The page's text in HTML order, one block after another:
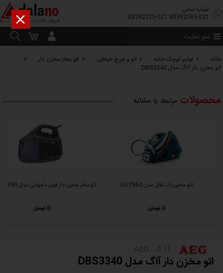
شماره تماس
88392265-021
88392275-021
منو سایت
خانه لوازم کوچک خانه اتو و چرخ خیاطی
اتو بخار مخزن دار
اتو مخزن دار آاگ مدل DBS3340
محصولات مرتبط یا مشابه
اتو مخزن دار تفال مدل GV7860
0 تومان
اتو بخار مخزن دار قوی دلمونتی مدل DL990 جدید
0 تومان
آ.ا.گ - AEG
اتو مخزن دار آاگ مدل DBS3340
